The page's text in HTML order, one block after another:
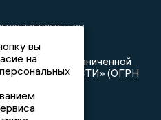
| СИ
с ограниченной
НОВОСТИ» (ОГРН
вы
на